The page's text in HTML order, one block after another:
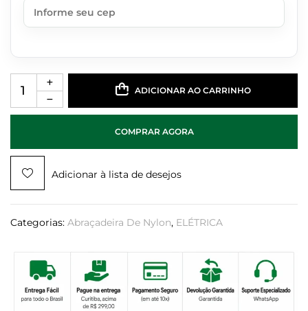
ADICIONAR AO CARRINHO
COMPRAR AGORA
Adicionar à lista de desejos
Categorias: Abraçadeira De Nylon, ELÉTRICA